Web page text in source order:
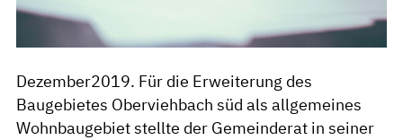
Dezember2019. Für die Erweiterung des
Baugebietes Oberviehbach süd als allgemeines
Wohnbaugebiet stellte der Gemeinderat in seiner